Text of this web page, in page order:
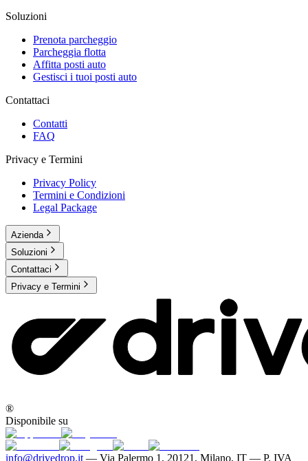
Soluzioni
Prenota parcheggio
Parcheggia flotta
Affitta posti auto
Gestisci i tuoi posti auto
Contattaci
Contatti
FAQ
Privacy e Termini
Privacy Policy
Termini e Condizioni
Legal Package
Azienda
Soluzioni
Contattaci
Privacy e Termini
®
Disponibile su
info@drivedrop.it — Via Palermo 1, 20121, Milano, IT — P. IVA